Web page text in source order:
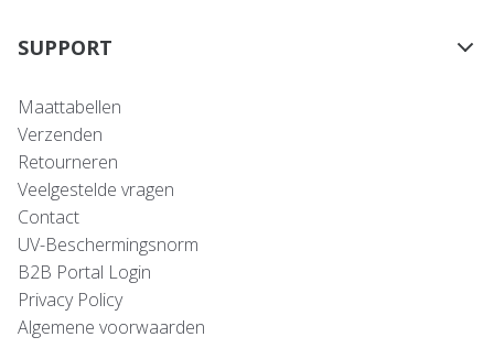
SUPPORT
Maattabellen
Verzenden
Retourneren
Veelgestelde vragen
Contact
UV-Beschermingsnorm
B2B Portal Login
Privacy Policy
Algemene voorwaarden